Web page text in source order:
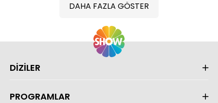
DAHA FAZLA GÖSTER
DİZİLER
PROGRAMLAR